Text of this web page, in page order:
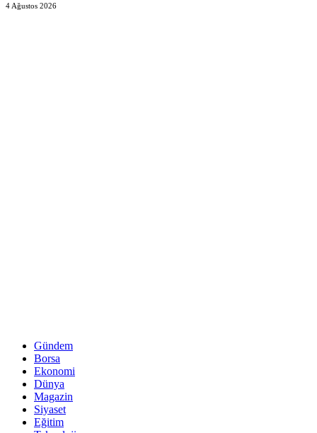
4 Ağustos 2026
Gündem
Borsa
Ekonomi
Dünya
Magazin
Siyaset
Eğitim